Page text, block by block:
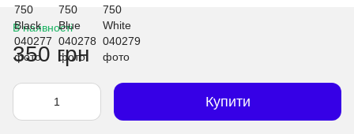
В наявності
350 грн
Купити